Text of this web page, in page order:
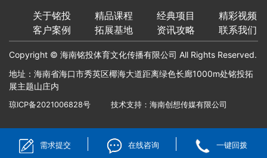
关于铭投 精品课程 经典项目
精彩视频
客户案例
拓展基地 资讯攻略 联系我们
Copyright © 海南铭投体育文化传播有限公司 All Rights Reserved.
地址：海南省海口市秀英区椰海大道距离绿色长廊1000m处铭投拓
展主题山庄内
琼ICP备2021006828号 技术支持： 海南创想传媒有限公司
需求提交 在线咨询 一键回拨